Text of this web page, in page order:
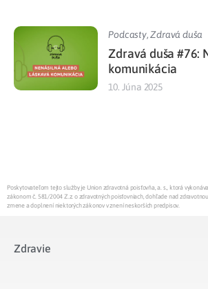
Podcasty,Zdravá duša
Zdravá duša #76:
komunikácia
10. Júna 2025
Poskytovateľom tejto služby je Union zdravotná poisťovňa, a. s., ktorá
zákonom č. 581/2004 Z.z. o zdravotných poisťovniach, dohľade nad
zmene a doplnení niektorých zákonov v znení neskorších predpisov.
Zdravie